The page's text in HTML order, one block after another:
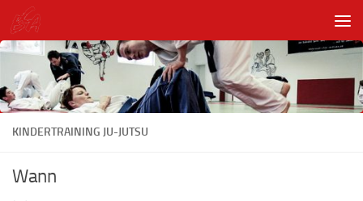
Unter dem Inhalt
KINDERTRAINING JU-JUTSU
Wann